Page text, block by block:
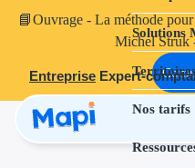
📘Ouvrage - La méthode
Michel Struk
Entreprise Expert-
Solutions
Nos tarifs